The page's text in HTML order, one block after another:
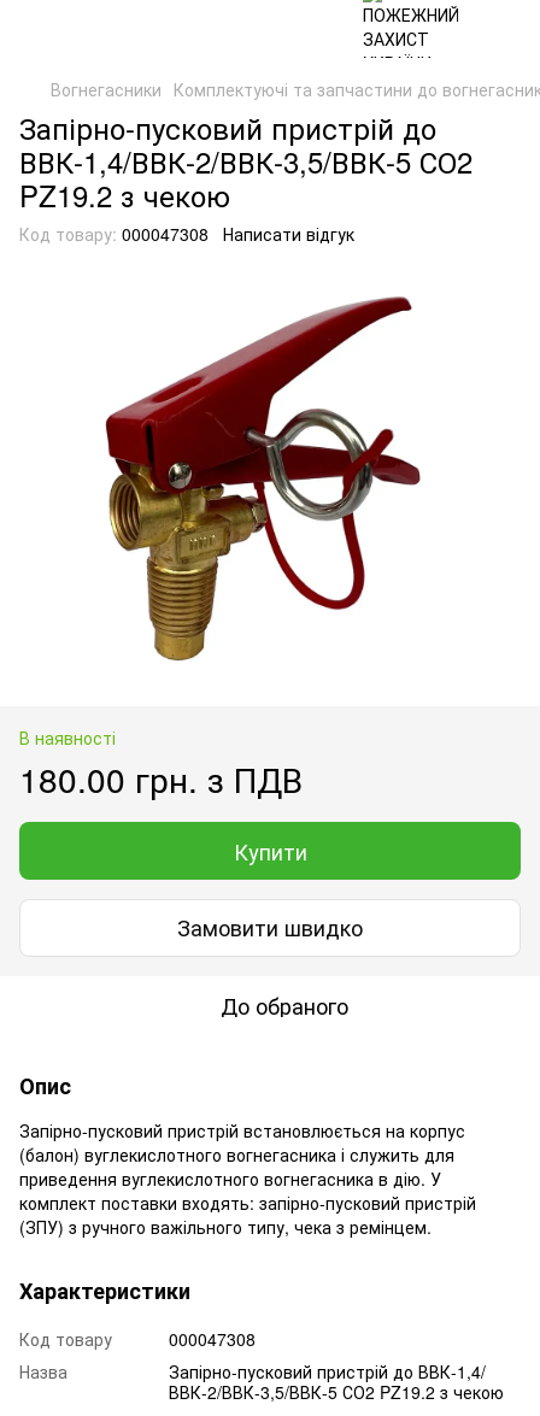
Вогнегасники Комплектуючі та запчастини до
Запірно-пусковий пристрій до
ВВК-1,4/ВВК-2/ВВК-3,5/ВВК-5 СО2
PZ19.2 з чекою
Код товару: 000047308 Написати відгук
В наявності
180.00 грн. з ПДВ
Купити
Замовити швидко
До обраного
Опис
Запірно-пусковий пристрій встановлюється на корпус
(балон) вуглекислотного вогнегасника і служить для
приведення вуглекислотного вогнегасника в дію. У
комплект поставки входять: запірно-пусковий пристрій
(ЗПУ) з ручного важільного типу, чека з ремінцем.
Характеристики
Код товару
000047308
Назва
Запірно-пусковий пристрій до ВВК-1,4/
ВВК-2/ВВК-3,5/ВВК-5 СО2 PZ19.2 з чекою